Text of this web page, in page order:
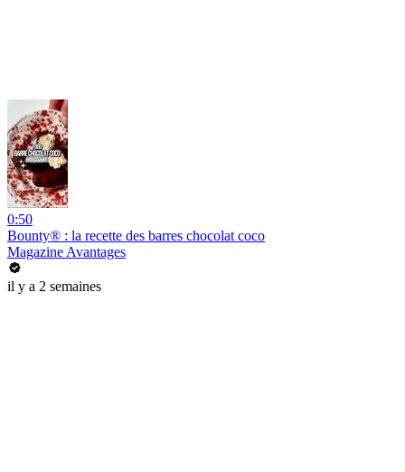
0:50
Bounty® : la recette des barres chocolat coco
Magazine Avantages
il y a 2 semaines